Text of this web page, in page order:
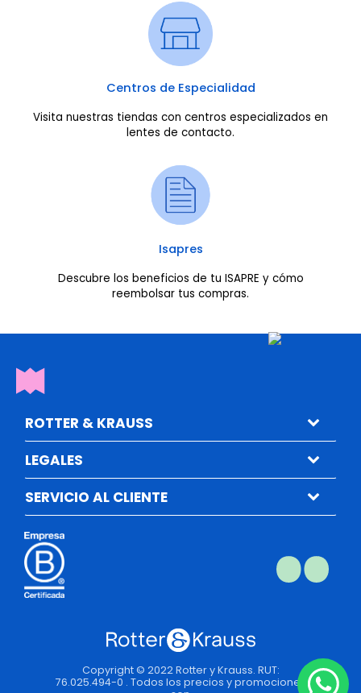
Centros de Especialidad
Visita nuestras tiendas con centros especializados en
lentes de contacto.
Isapres
Descubre los beneficios de tu ISAPRE y cómo
reembolsar tus compras.
ROTTER & KRAUSS
LEGALES
SERVICIO AL CLIENTE
Copyright © 2022 Rotter y Krauss. RUT:
76.025.494-0 . Todos los precios y promociones